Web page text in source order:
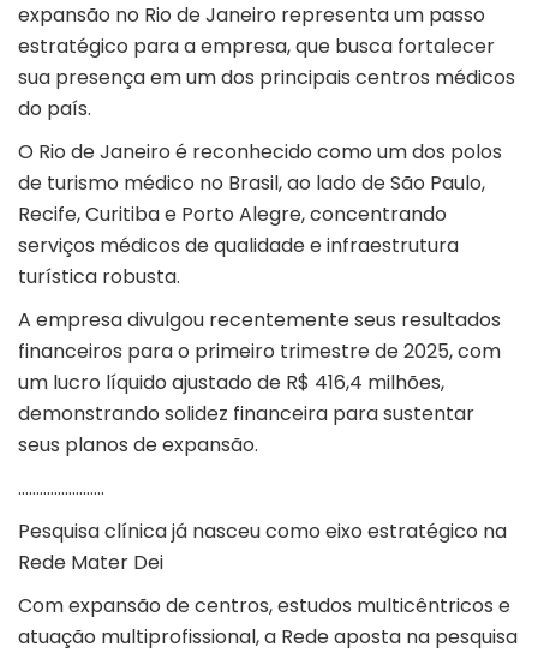
expansão no Rio de Janeiro representa um passo
estratégico para a empresa, que busca fortalecer
sua presença em um dos principais centros médicos
do país.
O Rio de Janeiro é reconhecido como um dos polos
de turismo médico no Brasil, ao lado de São Paulo,
Recife, Curitiba e Porto Alegre, concentrando
serviços médicos de qualidade e infraestrutura
turística robusta.
A empresa divulgou recentemente seus resultados
financeiros para o primeiro trimestre de 2025, com
um lucro líquido ajustado de R$ 416,4 milhões,
demonstrando solidez financeira para sustentar
seus planos de expansão.
……………………
Pesquisa clínica já nasceu como eixo estratégico na
Rede Mater Dei
Com expansão de centros, estudos multicêntricos e
atuação multiprofissional, a Rede aposta na pesquisa